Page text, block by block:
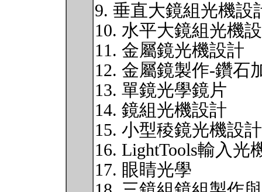
9. 垂直大鏡組光機設
10. 水平大鏡組光機
11. 金屬鏡光機設計
12. 金屬鏡製作-鑽石
13. 單鏡光學鏡片
14. 鏡組光機設計
15. 小型稜鏡光機設計
16. LightTools輸入光
17. 眼睛光學